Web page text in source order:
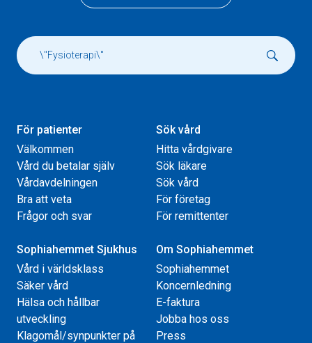
För patienter
Välkommen
Vård du betalar själv
Vårdavdelningen
Bra att veta
Frågor och svar
Sök vård
Hitta vårdgivare
Sök läkare
Sök vård
För företag
För remittenter
Sophiahemmet Sjukhus
Vård i världsklass
Säker vård
Hälsa och hållbar
utveckling
Klagomål/synpunkter på
Om Sophiahemmet
Sophiahemmet
Koncernledning
E-faktura
Jobba hos oss
Press